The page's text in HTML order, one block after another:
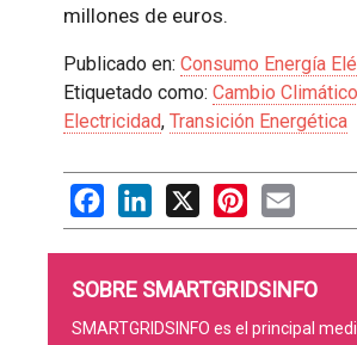
millones de euros.
Publicado en: Consumo Energía
Etiquetado como: Cambio Climático
Electricidad, Transición Energética
FacebookLinkedIn Pinterest
SOBRE SMARTGRIDSINFO
SMARTGRIDSINFO es el principal